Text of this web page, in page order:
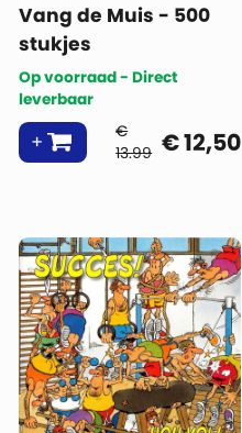
Vang de Muis - 500
stukjes
Op voorraad - Direct
leverbaar
€
13.99 €12,50